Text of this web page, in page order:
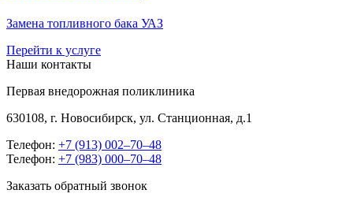
Замена топливного бака УАЗ
Перейти к услуге
Наши контакты
Первая внедорожная поликлиника
630108, г. Новосибирск, ул. Станционная, д.1
Телефон: +7 (913) 002‒70‒48
Телефон: +7 (983) 000‒70‒48
Заказать обратный звонок